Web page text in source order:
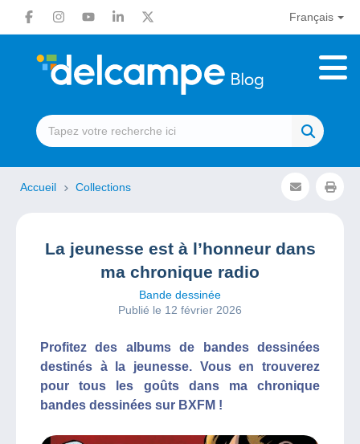
Français
Accueil Collections
La jeunesse est à l’honneur dans
ma chronique radio
Bande dessinée
Publié le 12 février 2026
Profitez des albums de bandes dessinées
destinés à la jeunesse. Vous en trouverez
pour tous les goûts dans ma chronique
bandes dessinées sur BXFM !